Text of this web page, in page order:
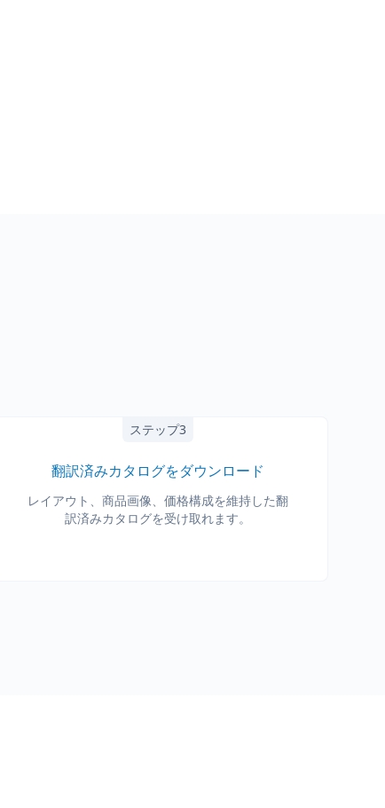
ステップ3
翻訳済みカタログをダウンロード
レイアウト、商品画像、価格構成を維持した翻
訳済みカタログを受け取れます。